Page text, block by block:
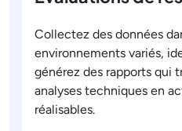
Collectez des données
environnements variés,
générez des rapports qui
analyses techniques en
réalisables.